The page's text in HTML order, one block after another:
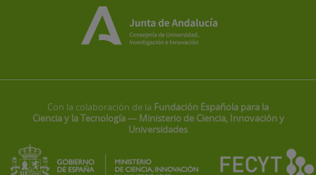
Con la colaboración de la Fundación Española para la
Ciencia y la Tecnología — Ministerio de Ciencia, Innovación y
Universidades